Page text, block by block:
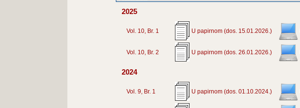
2025
Vol. 10, Br. 1 U papirnom (dos. 15.01.2026.)
Vol. 10, Br. 2 U papirnom (dos. 26.01.2026.)
2024
Vol. 9, Br. 1 U papirnom (dos. 01.10.2024.)